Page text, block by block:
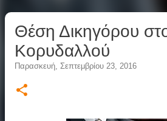
Θέση Δικηγόρου
Κορυδαλλού
Παρασκευή, Σεπτεμβρίου 23, 2016